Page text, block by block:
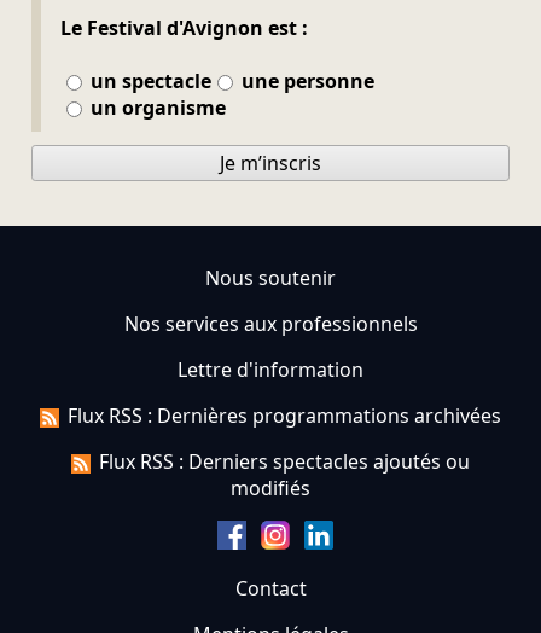
Le Festival d'Avignon est :
un spectacle
une personne
un organisme
Je m’inscris
Nous soutenir
Nos services aux professionnels
Lettre d'information
Flux RSS : Dernières programmations archivées
Flux RSS : Derniers spectacles ajoutés ou
modifiés
Contact